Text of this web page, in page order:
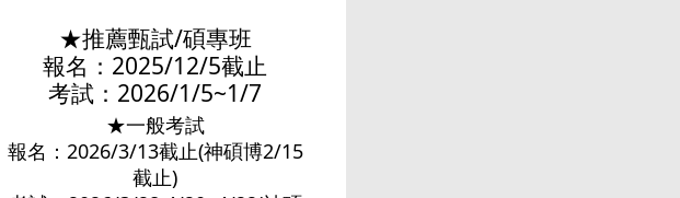
★推薦甄試/碩專班
報名：2025/12/5截止
考試：2026/1/5~1/7
★一般考試
報名：2026/3/13截止(神碩博2/15
截止)